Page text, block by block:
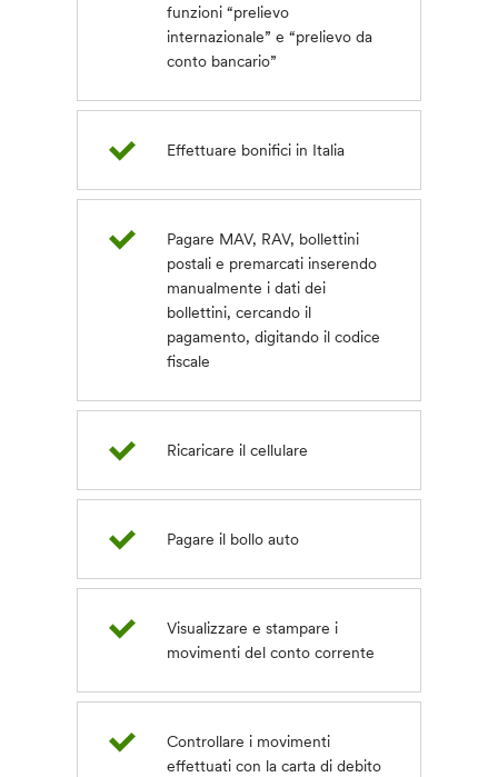
funzioni “prelievo
internazionale” e “prelievo da
conto bancario”
Effettuare bonifici in Italia
Pagare MAV, RAV, bollettini
postali e premarcati inserendo
manualmente i dati dei
bollettini, cercando il
pagamento, digitando il codice
fiscale
Ricaricare il cellulare
Pagare il bollo auto
Visualizzare e stampare i
movimenti del conto corrente
Controllare i movimenti
effettuati con la carta di debito